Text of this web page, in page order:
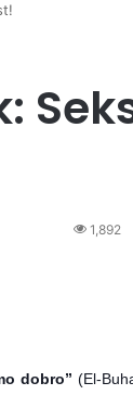
1,892
dobro” (El-